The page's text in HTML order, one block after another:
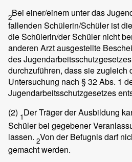
2Bei einer/einem unter das
fallenden Schülerin/Schüler ist
die Schülerin/der Schüler nicht
anderen Arzt ausgestellte
des
durchzuführen, dass sie zugleich
Untersuchung nach § 32 Abs. 1
Jugendarbeitsschutzgesetzes
(2) 1Der Träger der Ausbildung
Schüler bei gegebener
lassen. 2Von der Befugnis darf
gemacht werden.